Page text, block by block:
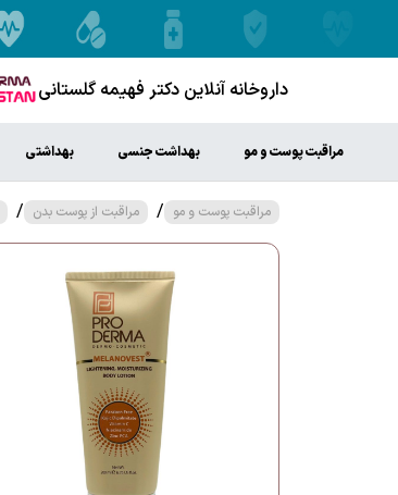
داروخانه آنلاین دکتر فهیمه گلستانی
مراقبت پوست و مو بهداشت جنسی بهداشتی
مراقبت پوست و مو / مراقبت از پوست بدن /